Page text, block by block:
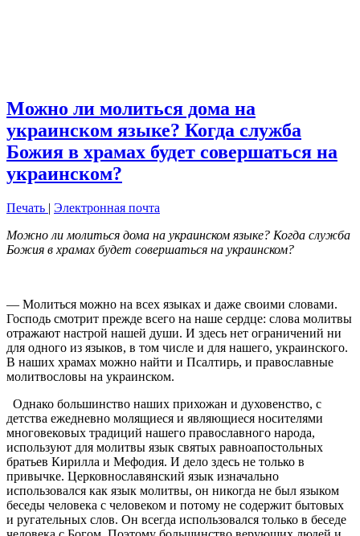
Можно ли молиться дома на
украинском языке? Когда служба
Божия в храмах будет совершаться на
украинском?
Печать | Электронная почта
Можно ли молиться дома на украинском языке? Когда служба
Божия в храмах будет совершаться на украинском?
— Молиться можно на всех языках и даже своими словами.
Господь смотрит прежде всего на наше сердце: слова молитвы
отражают настрой нашей души. И здесь нет ограничений ни
для одного из языков, в том числе и для нашего, украинского.
В наших храмах можно найти и Псалтирь, и православные
молитвословы на украинском.
Однако большинство наших прихожан и духовенство, с
детства ежедневно молящиеся и являющиеся носителями
многовековых традиций нашего православного народа,
используют для молитвы язык святых равноапостольных
братьев Кирилла и Мефодия. И дело здесь не только в
привычке. Церковнославянский язык изначально
использовался как язык молитвы, он никогда не был языком
беседы человека с человеком и потому не содержит бытовых
и ругательных слов. Он всегда использовался только в беседе